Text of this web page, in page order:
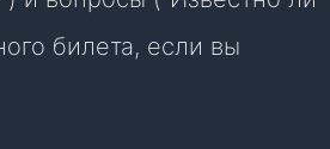
билета, если вы